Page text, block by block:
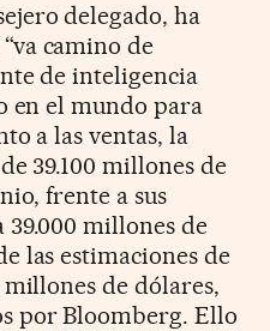
delegado, ha
camino de
de inteligencia
en el mundo para
a las ventas, la
39.100 millones de
frente a sus
39.000 millones de
las estimaciones de
de dólares,
por Bloomberg. Ello